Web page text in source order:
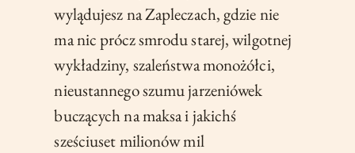
wylądujesz na Zapleczach, gdzie nie
ma nic prócz smrodu starej, wilgotnej
wykładziny, szaleństwa monożółci,
nieustannego szumu jarzeniówek
buczących na maksa i jakichś
sześciuset milionów mil